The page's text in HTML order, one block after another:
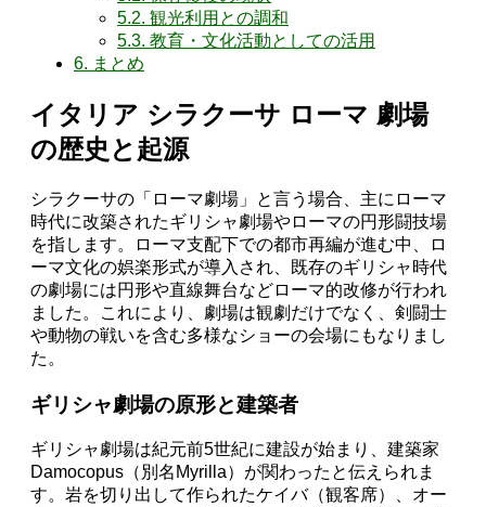
5.2. 観光利用との調和
5.3. 教育・文化活動としての活用
6. まとめ
イタリア シラクーサ ローマ 劇場
の歴史と起源
シラクーサの「ローマ劇場」と言う場合、主にローマ
時代に改築されたギリシャ劇場やローマの円形闘技場
を指します。ローマ支配下での都市再編が進む中、ロ
ーマ文化の娯楽形式が導入され、既存のギリシャ時代
の劇場には円形や直線舞台などローマ的改修が行われ
ました。これにより、劇場は観劇だけでなく、剣闘士
や動物の戦いを含む多様なショーの会場にもなりまし
た。
ギリシャ劇場の原形と建築者
ギリシャ劇場は紀元前5世紀に建設が始まり、建築家
Damocopus（別名Myrilla）が関わったと伝えられま
す。岩を切り出して作られたケイバ（観客席）、オー